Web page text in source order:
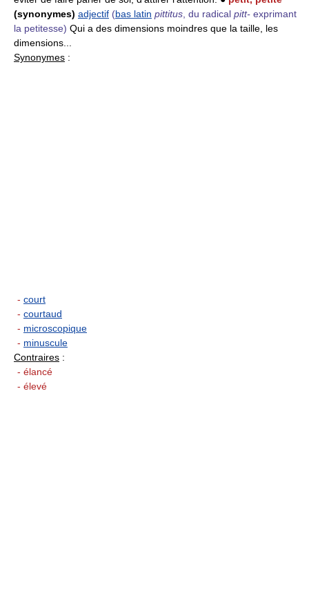
(synonymes) adjectif (bas latin pittitus, du radical pitt- exprimant
la petitesse) Qui a des dimensions moindres que la taille, les
dimensions...
Synonymes :
- court
- courtaud
- microscopique
- minuscule
Contraires :
- élancé
- élevé